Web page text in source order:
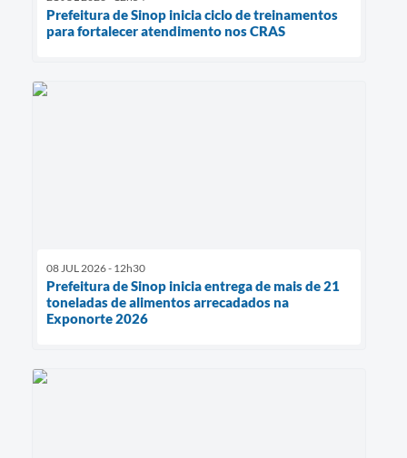
Prefeitura de Sinop inicia ciclo de treinamentos
para fortalecer atendimento nos CRAS
08 JUL 2026 - 12h30
Prefeitura de Sinop inicia entrega de mais de 21
toneladas de alimentos arrecadados na
Exponorte 2026